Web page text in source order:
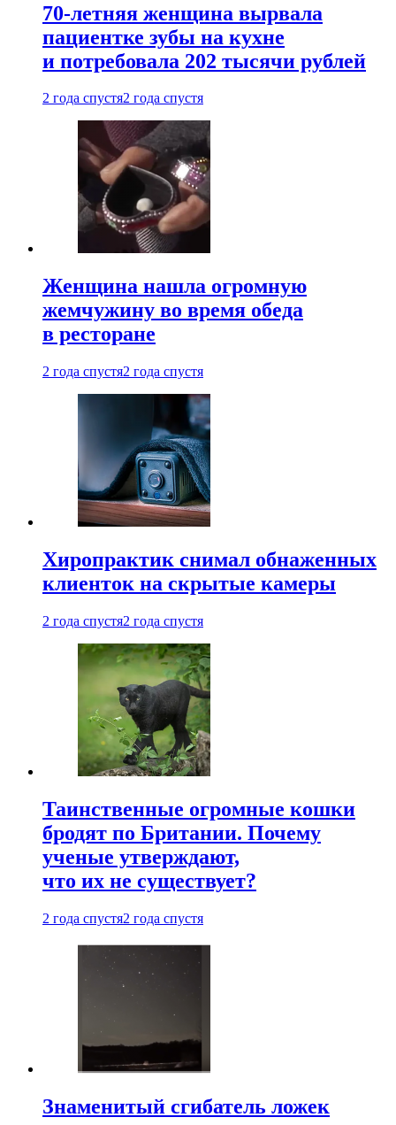
70-летняя женщина вырвала
пациентке зубы на кухне
и потребовала 202 тысячи рублей
2 года спустя2 года спустя
Женщина нашла огромную
жемчужину во время обеда
в ресторане
2 года спустя2 года спустя
Хиропрактик снимал обнаженных
клиенток на скрытые камеры
2 года спустя2 года спустя
Таинственные огромные кошки
бродят по Британии. Почему
ученые утверждают,
что их не существует?
2 года спустя2 года спустя
Знаменитый сгибатель ложек